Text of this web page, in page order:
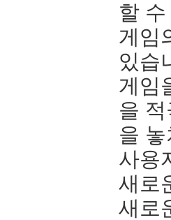
할
게임
있습
게임
을
을
사용
새로
새로